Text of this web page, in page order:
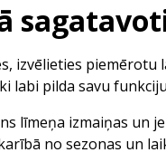
izvēlieties
labi pilda savu
līmeņa izmaiņas un
no sezonas un